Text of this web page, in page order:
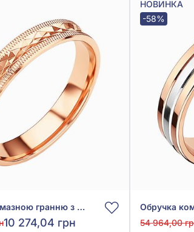
Обручка з алмазною гранню з червоного золота 585°, арт. ОК019
10 274,04 грн
НОВИНКА
-58%
54 964,00